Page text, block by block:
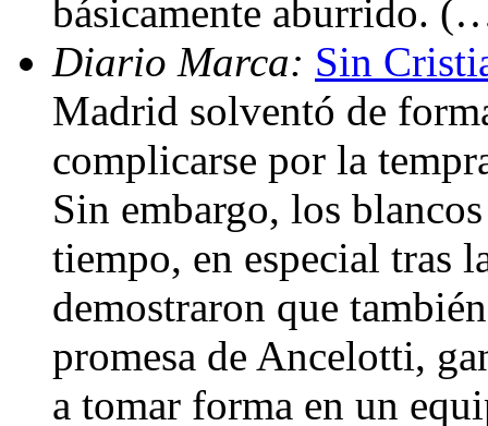
básicamente aburrido.
Diario Marca: Sin
Madrid solventó de
complicarse por la
Sin embargo, los
tiempo, en especial tras
demostraron que
promesa de Ancelotti,
a tomar forma en un